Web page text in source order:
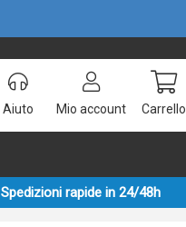
Aiuto Mio account Carrello
Spedizioni rapide in 24/48h